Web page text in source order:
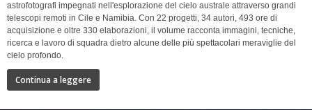
astrofotografi impegnati nell'esplorazione del cielo australe attraverso grandi
telescopi remoti in Cile e Namibia. Con 22 progetti, 34 autori, 493 ore di
acquisizione e oltre 330 elaborazioni, il volume racconta immagini, tecniche,
ricerca e lavoro di squadra dietro alcune delle più spettacolari meraviglie del
cielo profondo.
Continua a leggere